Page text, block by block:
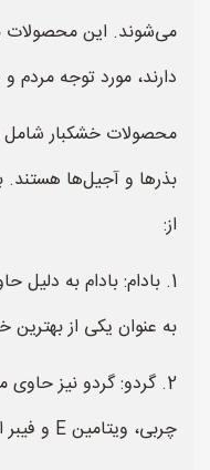
می‌شوند. این محصولات
دارند، مورد توجه مردم
محصولات خشکبار شامل
بذرها و آجیل‌ها هستند.
از:
1. بادام: بادام به دلیل
به عنوان یکی از
2. گردو: گردو نیز حاوی
چربی، ویتامین E و فیبر است.